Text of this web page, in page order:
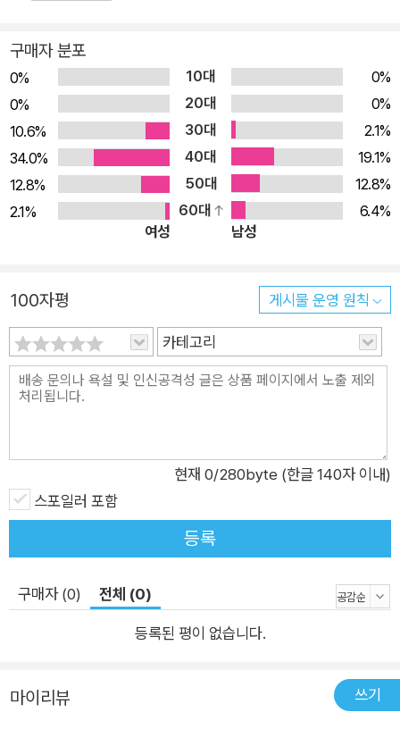
생명의 소중함을 느낀 프랑스의 저널리스트 위고 클레망은 서커
스에 동원되는 동물의 고통을 목격한 뒤 전 세계를 돌아다니며 생
태 문제를 취재한다. 유럽, 멕시코, 아프리카, 인도네시아, 북극까
지 이어진 탐사 여정에서 그가 본 지구는 빠른 속도로 고갈되고
있고, 인간은 우리의 생존 자체를 위협하는 지점에 위험할 정도로
가까이 다가가 있다. 혼획으로 멸종 위기에 처한 바키타 돌고래가
사는 멕시코 바다, 전통의 이름으로 고래 학살을 즐기는 덴마크령
페로 제도(islands), 플라스틱 쓰레기로 넘쳐나는 인도네시아 레
지구 생태계를 상대로 벌이는 새로운 세계대전의 위태로운 현장
이다. 2019년부터 공영방송 ‘프랑스 5’에서 다큐멘터리 시리즈
<전선에서(Sur le front)>를 방송하고 있는 저자는 현실의 폭력
성을 다소나마 누그러뜨리고 환경문제에 대한 접근성을 높이기
위해 만화를 택했다고 한다. 이 책은 12장에 걸쳐 밀집 사육, 산업
감 없이 증언할 뿐 아니라 생태 문제에 대한 역사적, 철학적, 윤리
적 사유를 되짚어보고, 지구를 지키는 실천 방법까지 제안한다.
생물다양성, 생물종 간의 상호 의존성, 그리고 생태계 균형을 이
해하도록 돕는 가장 효과적인 입문서이다. 2. 인간은 “자기가 동
물이 아니라고 생각하는 유일한 동물” 우리가 행동하는 방식에
대한 역사적, 윤리적, 철학적 성찰을 담다 책에서 가장 많은 분량
을 할애하는 것은 동물이다. ‘최소 비용, 최대 생산’의 법칙 아래
에서 밀집 사육되는 산업 동물과 달리 야생동물은 절멸의 위기에
5천만 마리의 동물이 갇혀 지내다 도축된다. 세계자연기금은 어
획된 물고기의 40퍼센트가 소비되지 않는 것으로 추정하는데,
구매자 분포
0% 10대
0%
0%
20대
0%
10.6%
30대
2.1%
34.0%
40대
19.1%
12.8%
50대
12.8%
2.1%
60대
6.4%
여성
남성
100자평 게시물 운영 원칙
카테고리
현재 0/280byte (한글 140자 이내)
스포일러 포함
등록
구매자 (0) 전체 (0)
등록된 평이 없습니다.
마이리뷰 쓰기